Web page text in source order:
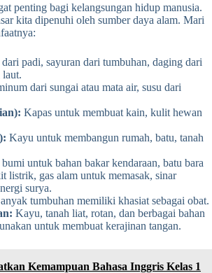
penting bagi kelangsungan hidup manusia.
kita dipenuhi oleh sumber daya alam. Mari
padi, sayuran dari tumbuhan, daging dari
dari sungai atau mata air, susu dari
Kapas untuk membuat kain, kulit hewan
Kayu untuk membangun rumah, batu, tanah
untuk bahan bakar kendaraan, batu bara
listrik, gas alam untuk memasak, sinar
surya.
tumbuhan memiliki khasiat sebagai obat.
Kayu, tanah liat, rotan, dan berbagai bahan
untuk membuat kerajinan tangan.
Kemampuan Bahasa Inggris Kelas 1